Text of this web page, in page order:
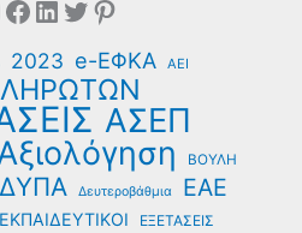
Facebook
Linkedin
Twitter
Pinterest
2023 e-ΕΦΚΑ ΑΕΙ
ΑΣΕΠ
ΒΟΥΛΗ
ΔΥΠΑ Δευτεροβάθμια ΕΑΕ
ΕΚΠΑΙΔΕΥΤΙΚΟΙ ΕΞΕΤΑΣΕΙΣ